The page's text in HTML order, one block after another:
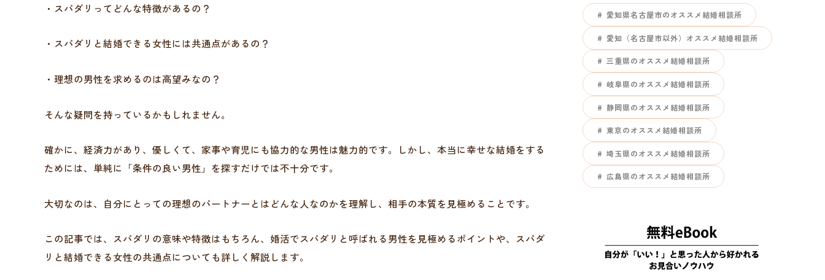
・スパダリってどんな特徴があるの？
・スパダリと結婚できる女性には共通点があるの？
・理想の男性を求めるのは高望みなの？
そんな疑問を持っているかもしれません。
確かに、経済力があり、優しくて、家事や育児にも協力的な男性は魅力的です。しかし、本当に幸せな結婚をする
ためには、単純に「条件の良い男性」を探すだけでは不十分です。
大切なのは、自分にとっての理想のパートナーとはどんな人なのかを理解し、相手の本質を見極めることです。
この記事では、スパダリの意味や特徴はもちろん、婚活でスパダリと呼ばれる男性を見極めるポイントや、スパダ
リと結婚できる女性の共通点についても詳しく解説します。
愛知県名古屋市のオススメ結婚相談所
愛知（名古屋市以外）オススメ結婚相談所
三重県のオススメ結婚相談所
岐阜県のオススメ結婚相談所
静岡県のオススメ結婚相談所
東京のオススメ結婚相談所
埼玉県のオススメ結婚相談所
広島県のオススメ結婚相談所